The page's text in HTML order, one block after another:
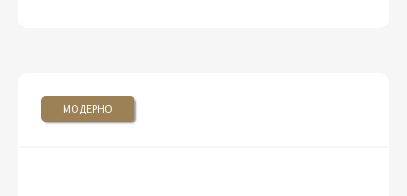
МОДЕРНО